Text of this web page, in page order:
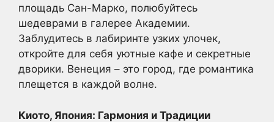
площадь Сан-Марко, полюбуйтесь
шедеврами в галерее Академии.
Заблудитесь в лабиринте узких улочек,
откройте для себя уютные кафе и секретные
дворики. Венеция – это город, где романтика
плещется в каждой волне.
Киото, Япония: Гармония и Традиции